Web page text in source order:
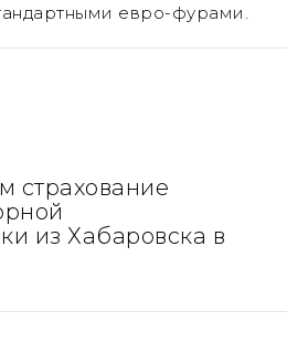
евро-фурами.
cтрахование
из Хабаровска в